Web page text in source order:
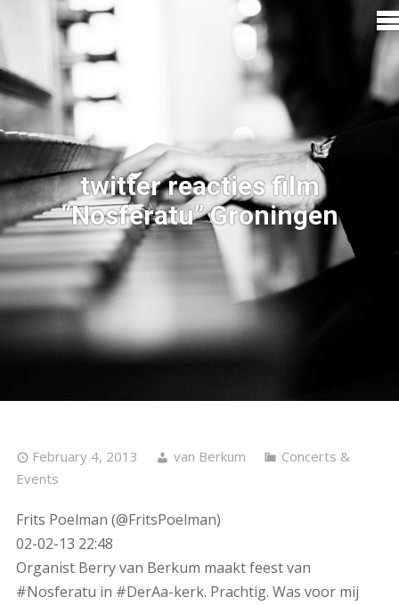
twitter reacties film
“Nosferatu” Groningen
February 4, 2013 van Berkum
Concerts &
Events
Frits Poelman (@FritsPoelman)
02-02-13 22:48
Organist Berry van Berkum maakt feest van
#Nosferatu in #DerAa-kerk. Prachtig. Was voor mij